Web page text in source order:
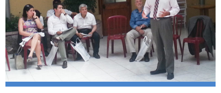
NOTICIAS
CALENDARIO
CONTACTO